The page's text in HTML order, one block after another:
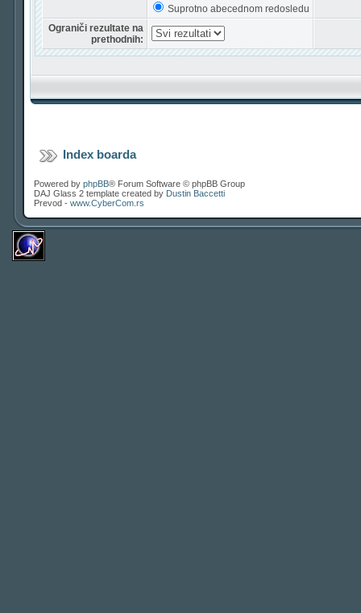
Suprotno abecednom redosledu
Ograniči rezultate na
prethodnih:
Index boarda
Powered by phpBB® Forum Software © phpBB Group
DAJ Glass 2 template created by Dustin Baccetti
Prevod - www.CyberCom.rs